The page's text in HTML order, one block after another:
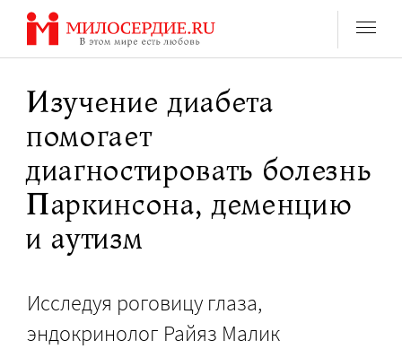
Перейти
содержанию
Изучение диабета
помогает
диагностировать болезнь
Паркинсона, деменцию
и аутизм
Исследуя роговицу глаза,
эндокринолог Райяз Малик